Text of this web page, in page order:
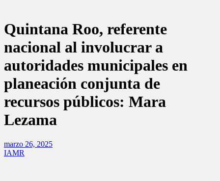
Quintana Roo, referente
nacional al involucrar a
autoridades municipales en
planeación conjunta de
recursos públicos: Mara
Lezama
marzo 26, 2025
IAMR